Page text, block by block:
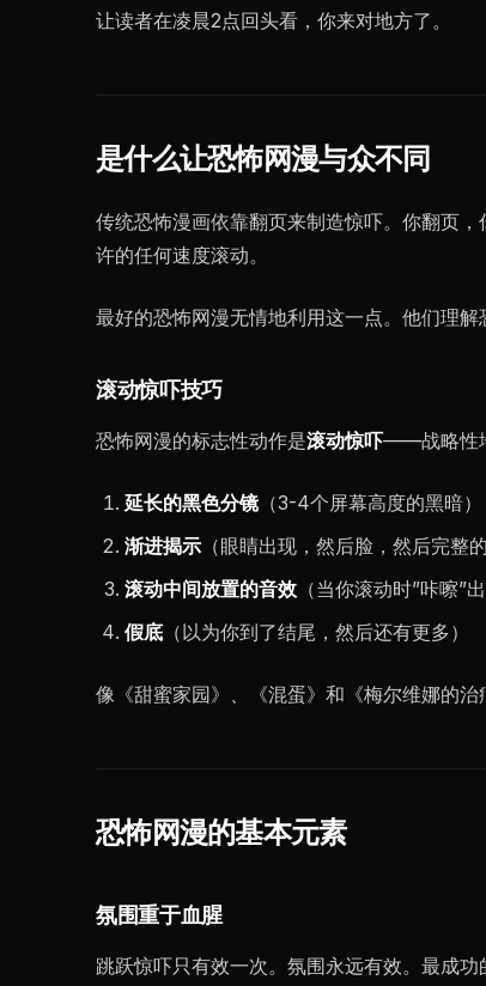
让读者在凌晨2点回头看，你来对地方了。
是什么让恐怖网漫与众不同
传统恐怖漫画依靠翻页来制造惊吓。你翻页
许的任何速度滚动。
最好的恐怖网漫无情地利用这一点。他们理解
滚动惊吓技巧
恐怖网漫的标志性动作是滚动惊吓——战略性
延长的黑色分镜（3-4个屏幕高度的黑暗）
渐进揭示 （眼睛出现，然后脸，然后完整的
滚动中间放置的音效 （当你滚动时”咔嚓”出
假底 （以为你到了结尾，然后还有更多）
像《甜蜜家园》、《混蛋》和《梅尔维娜的
恐怖网漫的基本元素
氛围重于血腥
跳跃惊吓只有效一次。氛围永远有效。最成功